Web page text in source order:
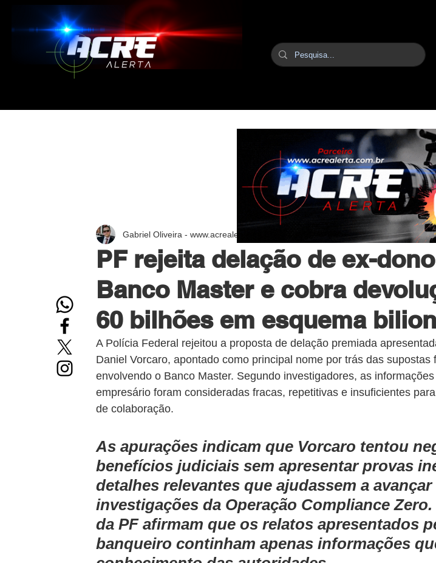
PF rejeita delação de ex-
Banco Master e cobra
60 bilhões em esquema
Gabriel Oliveira - www.acrealerta.com.br 21 de mai. 2 min de leitura
A Polícia Federal rejeitou a proposta de delação premiada
Daniel Vorcaro, apontado como principal nome por trás das supostas
envolvendo o Banco Master. Segundo investigadores, as
empresário foram consideradas fracas, repetitivas e insuficientes
de colaboração.
As apurações indicam que Vorcaro tentou
benefícios judiciais sem apresentar provas
detalhes relevantes que ajudassem a avançar
investigações da Operação Compliance
da PF afirmam que os relatos apresentados
banqueiro continham apenas informações